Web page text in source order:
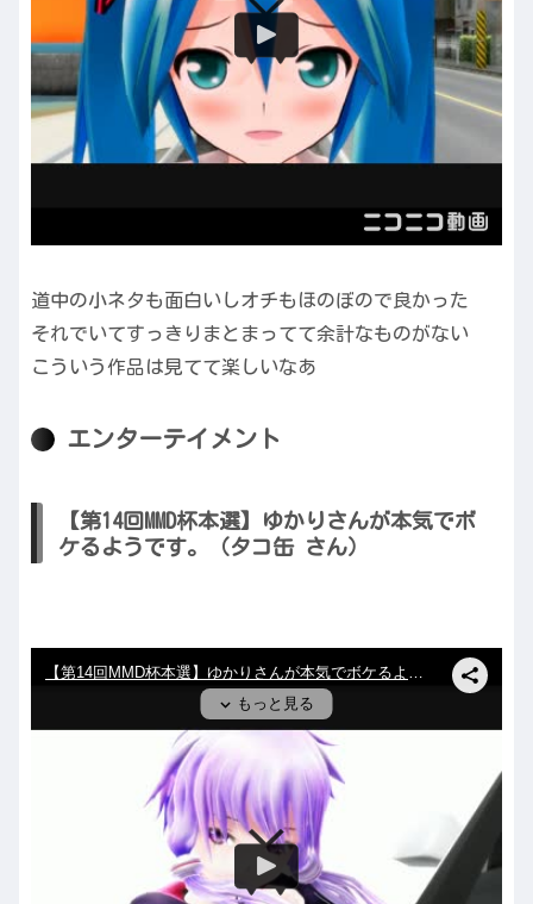
道中の小ネタも面白いしオチもほのぼので良かった
それでいてすっきりまとまってて余計なものがない
こういう作品は見てて楽しいなあ
エンターテイメント
【第14回MMD杯本選】ゆかりさんが本気でボ
ケるようです。（タコ缶 さん）